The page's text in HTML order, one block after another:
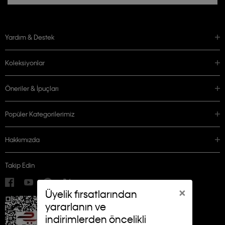
×
Üyelik fırsatlarından
yararlanın ve
indirimlerden öncelikli
Yardım & Destek
Koleksiyonlar
Öneriler & İpuçları
Popüler Kategorilerimiz
Hakkımızda
Takip Edin